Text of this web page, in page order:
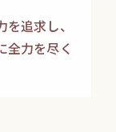
追求し、
全力を尽く